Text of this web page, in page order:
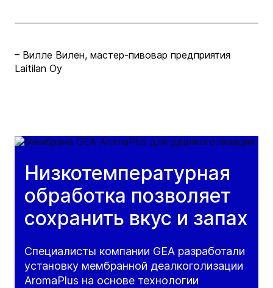
– Вилле Вилен, мастер-пивовар предприятия
Laitilan Oy
Низкотемпературная
обработка позволяет
сохранить вкус и запах
Специалисты компании GEA разработали
установку мембранной деалкоголизации
AromaPlus на основе технологии